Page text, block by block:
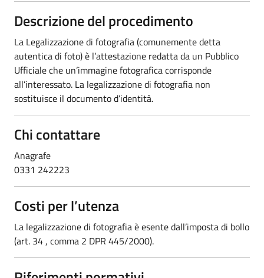
Descrizione del procedimento
La Legalizzazione di fotografia (comunemente detta
autentica di foto) è l’attestazione redatta da un Pubblico
Ufficiale che un’immagine fotografica corrisponde
all’interessato. La legalizzazione di fotografia non
sostituisce il documento d’identità.
Chi contattare
Anagrafe
0331 242223
Costi per l’utenza
La legalizzazione di fotografia è esente dall’imposta di bollo
(art. 34 , comma 2 DPR 445/2000).